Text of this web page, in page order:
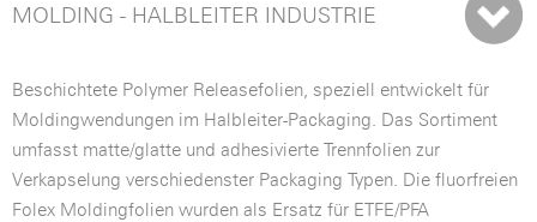
MOLDING - HALBLEITER INDUSTRIE
Beschichtete Polymer Releasefolien, speziell entwickelt für
Moldingwendungen im Halbleiter-Packaging. Das Sortiment
umfasst matte/glatte und adhesivierte Trennfolien zur
Verkapselung verschiedenster Packaging Typen. Die fluorfreien
Folex Moldingfolien wurden als Ersatz für ETFE/PFA